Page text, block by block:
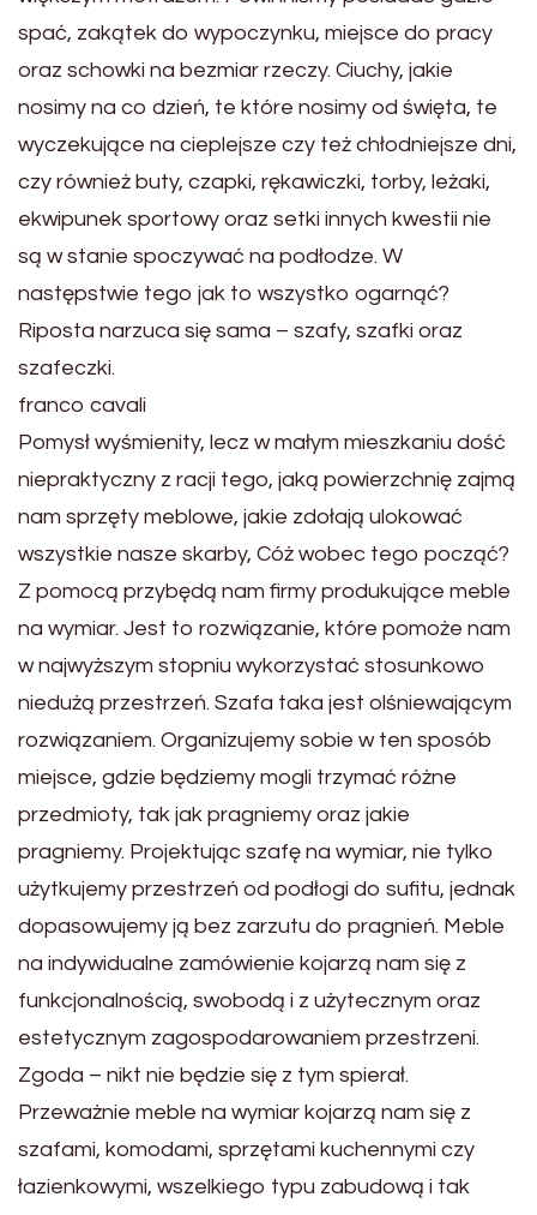
spać, zakątek do wypoczynku, miejsce do pracy
oraz schowki na bezmiar rzeczy. Ciuchy, jakie
nosimy na co dzień, te które nosimy od święta, te
wyczekujące na cieplejsze czy też chłodniejsze dni,
czy również buty, czapki, rękawiczki, torby, leżaki,
ekwipunek sportowy oraz setki innych kwestii nie
są w stanie spoczywać na podłodze. W
następstwie tego jak to wszystko ogarnąć?
Riposta narzuca się sama – szafy, szafki oraz
szafeczki.
franco cavali
Pomysł wyśmienity, lecz w małym mieszkaniu dość
niepraktyczny z racji tego, jaką powierzchnię zajmą
nam sprzęty meblowe, jakie zdołają ulokować
wszystkie nasze skarby, Cóż wobec tego począć?
Z pomocą przybędą nam firmy produkujące meble
na wymiar. Jest to rozwiązanie, które pomoże nam
w najwyższym stopniu wykorzystać stosunkowo
niedużą przestrzeń. Szafa taka jest olśniewającym
rozwiązaniem. Organizujemy sobie w ten sposób
miejsce, gdzie będziemy mogli trzymać różne
przedmioty, tak jak pragniemy oraz jakie
pragniemy. Projektując szafę na wymiar, nie tylko
użytkujemy przestrzeń od podłogi do sufitu, jednak
dopasowujemy ją bez zarzutu do pragnień. Meble
na indywidualne zamówienie kojarzą nam się z
funkcjonalnością, swobodą i z użytecznym oraz
estetycznym zagospodarowaniem przestrzeni.
Zgoda – nikt nie będzie się z tym spierał.
Przeważnie meble na wymiar kojarzą nam się z
szafami, komodami, sprzętami kuchennymi czy
łazienkowymi, wszelkiego typu zabudową i tak